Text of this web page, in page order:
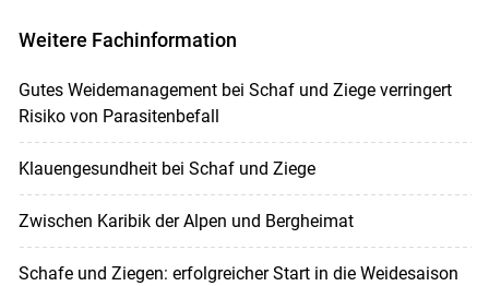
Weitere Fachinformation
Gutes Weidemanagement bei Schaf und Ziege verringert
Risiko von Parasitenbefall
Klauengesundheit bei Schaf und Ziege
Zwischen Karibik der Alpen und Bergheimat
Schafe und Ziegen: erfolgreicher Start in die Weidesaison